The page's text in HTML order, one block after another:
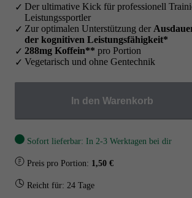
Der ultimative Kick für professionell
Leistungssportler
Zur optimalen Unterstützung der
der kognitiven Leistungsfähigkeit*
288mg Koffein** pro Portion
Vegetarisch und ohne Gentechnik
In den Warenkorb
Sofort lieferbar: In 2-3 Werktagen bei dir
Preis pro Portion: 1,50 €
Reicht für: 24 Tage